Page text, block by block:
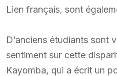
Lien français, sont
D’anciens étudiants sont
sentiment sur cette
Kayomba, qui a écrit un